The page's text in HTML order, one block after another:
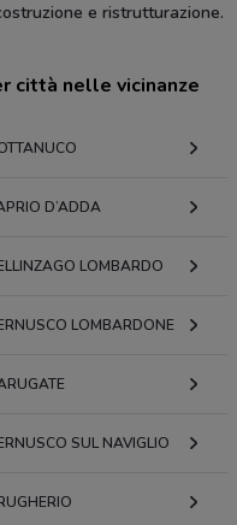
e ristrutturazione.
città nelle vicinanze
D’ADDA
LOMBARDO
LOMBARDONE
SUL NAVIGLIO